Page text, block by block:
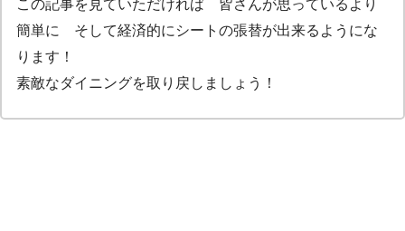
この記事を見ていただければ 皆さんが思っているより
簡単に そして経済的にシートの張替が出来るようにな
ります！
素敵なダイニングを取り戻しましょう！